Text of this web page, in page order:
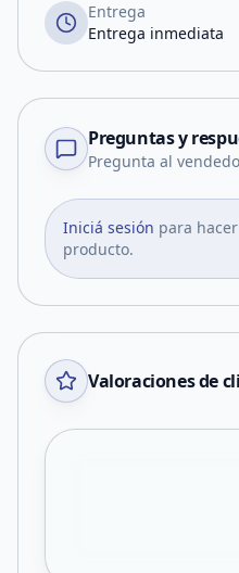
Entrega
Entrega inmediata
Preguntas y
Pregunta al
Iniciá sesión para
producto.
Valoraciones de